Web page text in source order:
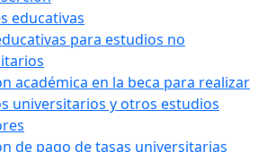
educativas
para estudios no
académica en la beca para realizar
universitarios y otros estudios
de pago de tasas universitarias